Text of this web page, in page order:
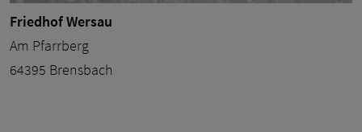
Friedhof Wersau
Am Pfarrberg
64395 Brensbach